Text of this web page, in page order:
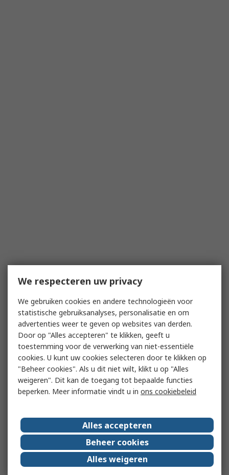
We respecteren uw privacy
We gebruiken cookies en andere technologieën voor
statistische gebruiksanalyses, personalisatie en om
advertenties weer te geven op websites van derden.
Door op "Alles accepteren" te klikken, geeft u
toestemming voor de verwerking van niet-essentiële
cookies. U kunt uw cookies selecteren door te klikken op
"Beheer cookies". Als u dit niet wilt, klikt u op "Alles
weigeren". Dit kan de toegang tot bepaalde functies
beperken. Meer informatie vindt u in ons cookiebeleid
Alles accepteren
Beheer cookies
Alles weigeren